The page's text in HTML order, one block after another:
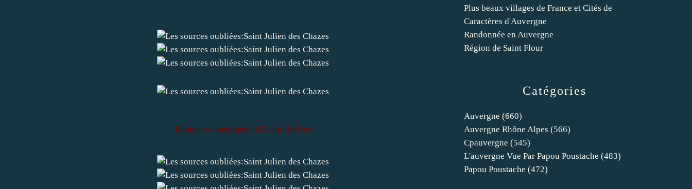
Photos et documents d'Alain Raffier
Catégories
Auvergne (660)
Auvergne Rhône Alpes (566)
Cpauvergne (545)
L'auvergne Vue Par Papou Poustache (483)
Papou Poustache (472)
Plus beaux villages de France et Cités de
Caractères d'Auvergne
Randonnée en Auvergne
Région de Saint Flour